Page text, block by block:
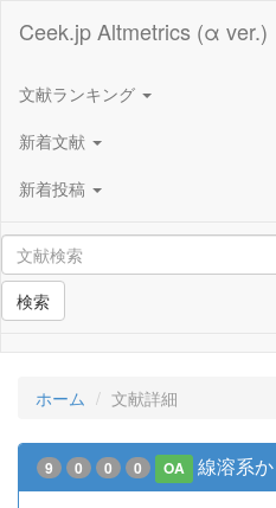
Ceek.jp Altmetrics (α ver.)
文献ランキング
新着文献
新着投稿
検索
ホーム 文献詳細
9 0 0 0 OA 線溶系